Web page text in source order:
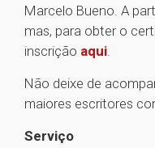
Marcelo Bueno. A
mas, para obter o
inscrição aqui.
Não deixe de
maiores escritores
Serviço